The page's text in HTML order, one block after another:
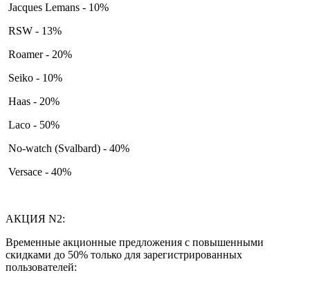
Jacques Lemans - 10%
RSW - 13%
Roamer - 20%
Seiko - 10%
Haas - 20%
Laco - 50%
No-watch (Svalbard) - 40%
Versace - 40%
АКЦИЯ N2:
Временные акционные предложения с повышенными
скидками до 50% только для зарегистрированных
пользователей: